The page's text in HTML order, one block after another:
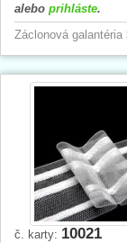
alebo prihláste.
Záclonová galantéria
č. karty: 10021